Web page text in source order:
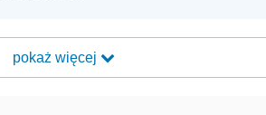
pokaż więcej